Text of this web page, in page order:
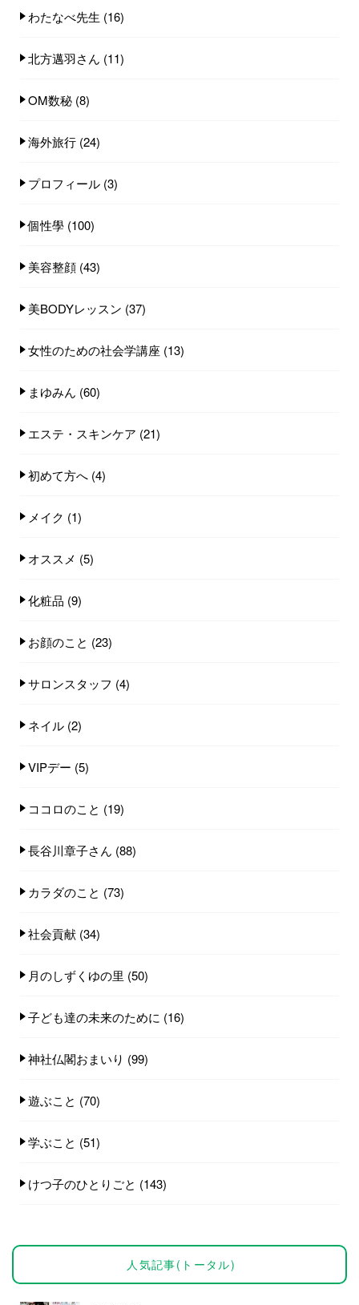
わたなべ先生 (16)
北方邁羽さん (11)
OM数秘 (8)
海外旅行 (24)
プロフィール (3)
個性學 (100)
美容整顔 (43)
美BODYレッスン (37)
女性のための社会学講座 (13)
まゆみん (60)
エステ・スキンケア (21)
初めて方へ (4)
メイク (1)
オススメ (5)
化粧品 (9)
お顔のこと (23)
サロンスタッフ (4)
ネイル (2)
VIPデー (5)
ココロのこと (19)
長谷川章子さん (88)
カラダのこと (73)
社会貢献 (34)
月のしずくゆの里 (50)
子ども達の未来のために (16)
神社仏閣おまいり (99)
遊ぶこと (70)
学ぶこと (51)
けつ子のひとりごと (143)
人気記事(トータル)